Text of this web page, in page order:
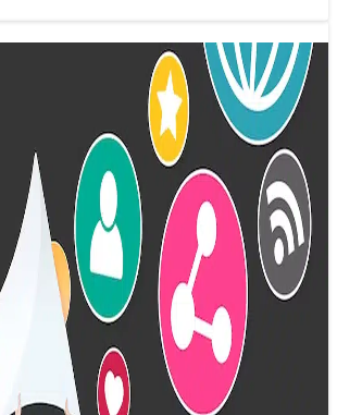
chí 2025: Tin tức phi